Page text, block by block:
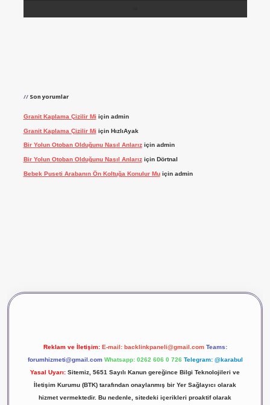
Son yorumlar
Granit Kaplama Çizilir Mi için admin
Granit Kaplama Çizilir Mi için HızlıAyak
Bir Yolun Otoban Olduğunu Nasıl Anlarıziçin admin
Bir Yolun Otoban Olduğunu Nasıl Anlarıziçin Dörtnal
Bebek Puseti Arabanın Ön Koltuğa Konulur Muiçin admin
Reklam ve İletişim: E-mail: backlinkpaneli@gmail.com Teams:
forumhizmeti@gmail.com Whatsapp: 0262 606 0 726 Telegram: @karabul
Yasal Uyarı: Sitemiz, 5651 Sayılı Kanun gereğince Bilgi Teknolojileri ve
İletişim Kurumu (BTK) tarafından onaylanmış bir Yer Sağlayıcı olarak
hizmet vermektedir. Bu nedenle, sitedeki içerikleri proaktif olarak